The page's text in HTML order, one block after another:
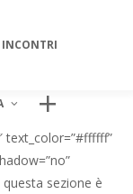
INCONTRI
text_color=”#ffffff”
questa sezione è